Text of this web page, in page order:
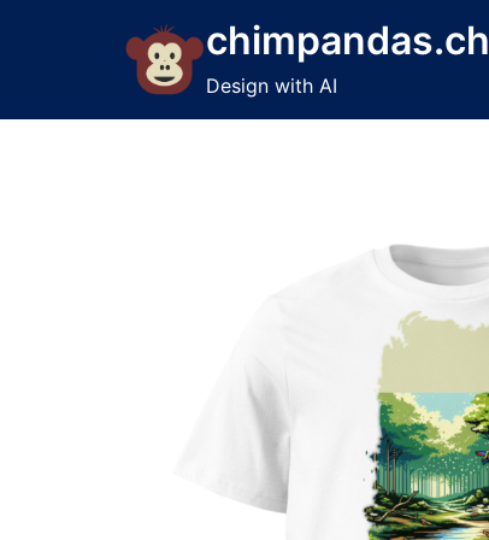
chimpandas.ch
Design with AI